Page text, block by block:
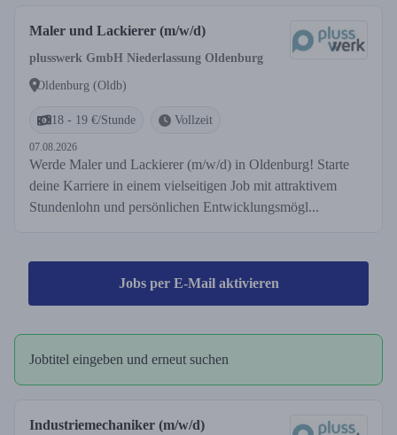
Maler und Lackierer (m/w/d)
plusswerk GmbH Niederlassung Oldenburg
Oldenburg (Oldb)
18 - 19 €/Stunde Vollzeit
07.08.2026
Werde Maler und Lackierer (m/w/d) in Oldenburg! Starte
deine Karriere in einem vielseitigen Job mit attraktivem
Stundenlohn und persönlichen Entwicklungsmögl...
Jobs per E-Mail aktivieren
Jobtitel eingeben und erneut suchen
Industriemechaniker (m/w/d)